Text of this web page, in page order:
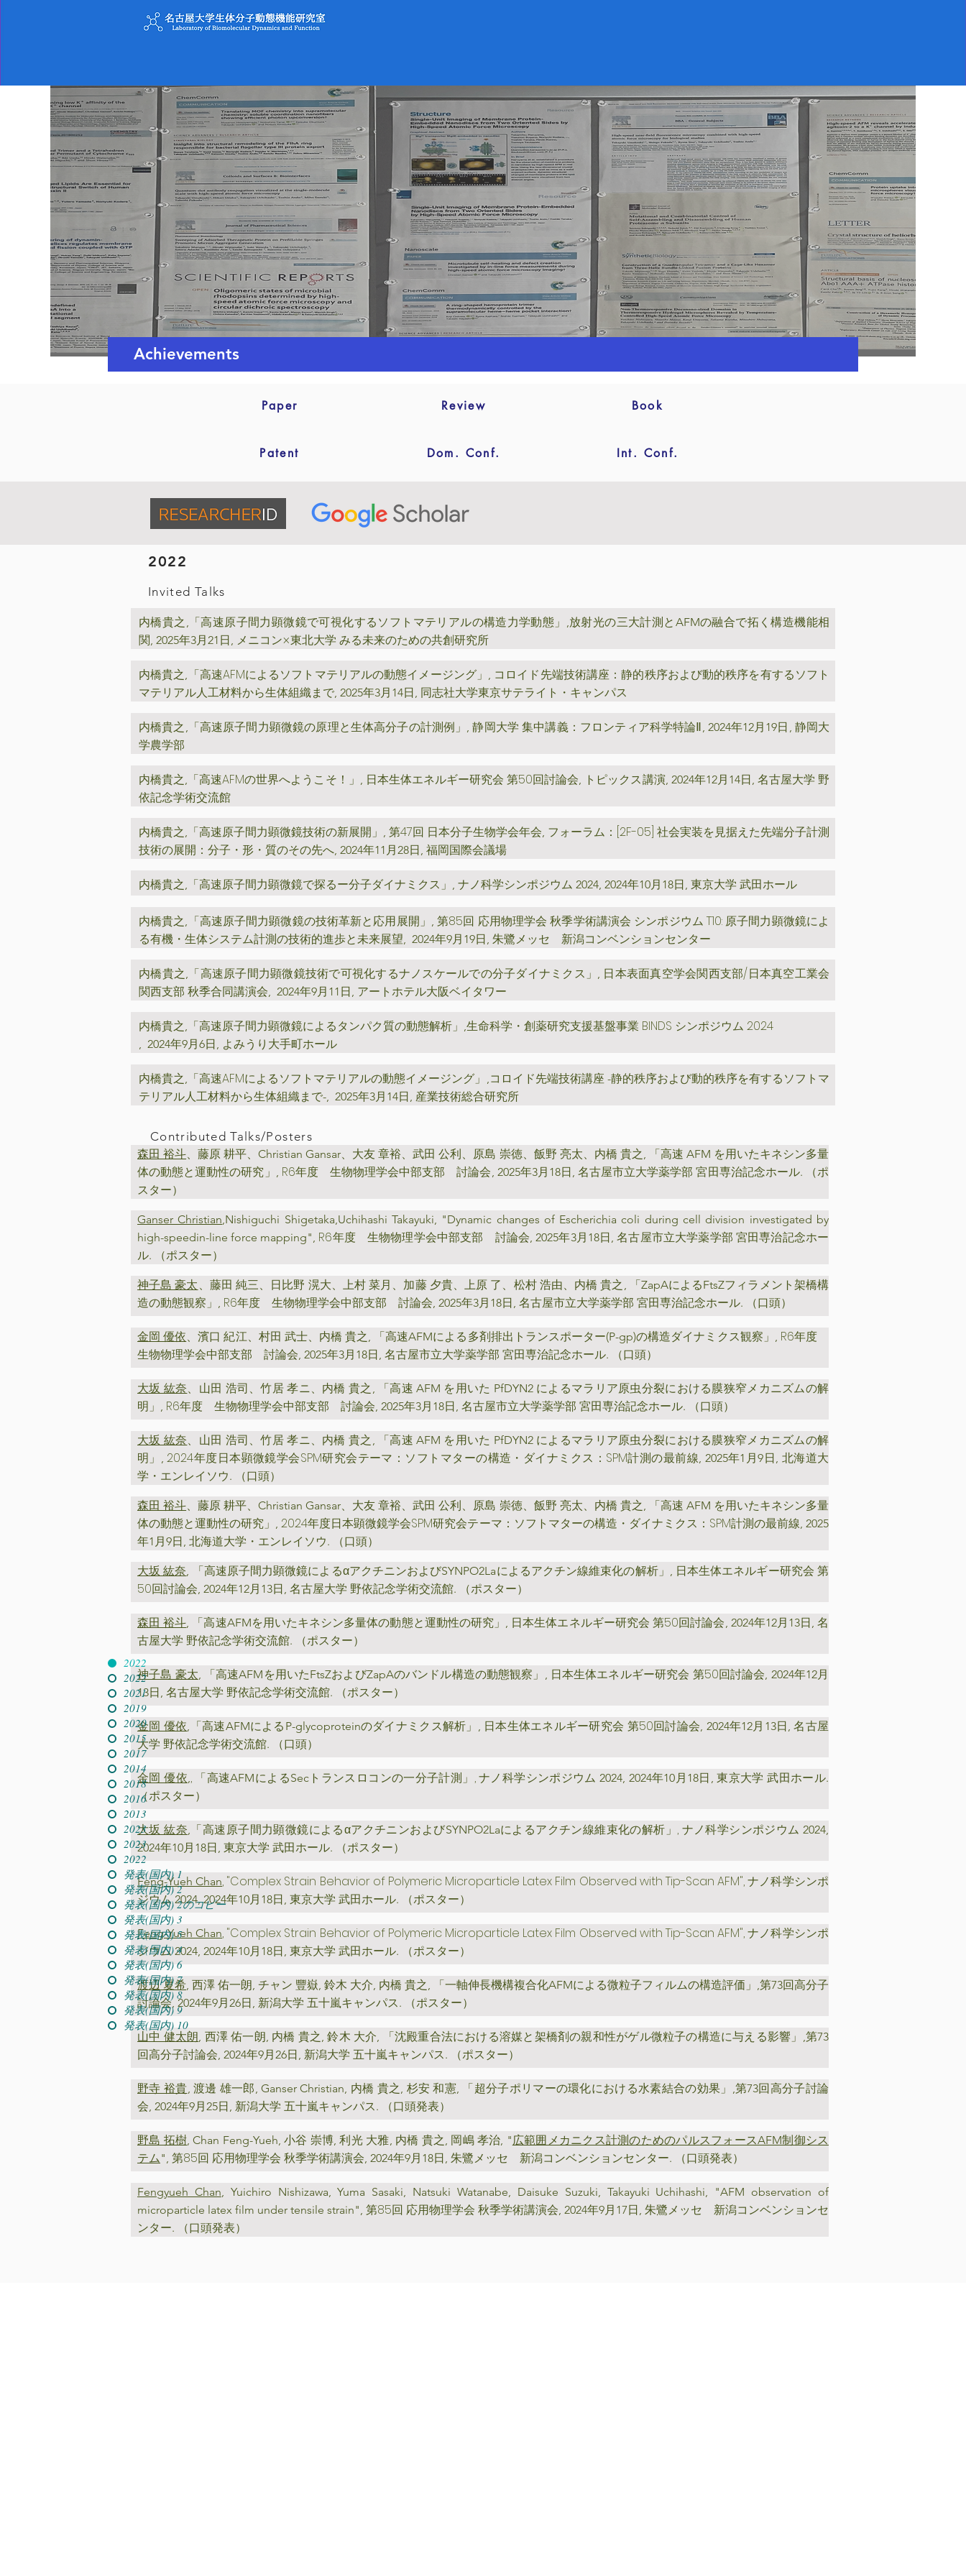
2022
2022
2021
2019
2020
2015
2017
2014
2018
2016
2013
2023
2023
2022
発表(国内) 1
発表(国内) 2
発表(国内) 2のコピー
発表(国内) 3
発表(国内) 5
発表(国内) 4
発表(国内) 6
発表(国内) 7
発表(国内) 8
発表(国内) 9
発表(国内) 10
Achievements
Paper
Patent
Review
Dom. Conf.
Book
Int. Conf.
2022
Invited Talks
内橋貴之,「高速原子間力顕微鏡で可視化するソフトマテリアルの構造力学動態」 ,放射光の三大計測とAFMの融合で拓く構造機能相
関, 2025年3月21日, メニコン×東北大学 みる未来のための共創研究所
内橋貴之,「高速AFMによるソフトマテリアルの動態イメージング」 , コロイド先端技術講座：静的秩序および動的秩序を有するソフト
マテリアル人工材料から生体組織まで, 2025年3月14日, 同志社大学東京サテライト・キャンパス
内橋貴之,「高速原子間力顕微鏡の原理と生体高分子の計測例」 ,静岡大学 集中講義：フロンティア科学特論Ⅱ, 2024年12月19日, 静岡大
学農学部
内橋貴之,「高速AFMの世界へようこそ！」 , 日本生体エネルギー研究会 第50回討論会, トピックス講演, 2024年12月14日, 名古屋大学 野
依記念学術交流館
内橋貴之,「高速原子間力顕微鏡技術の新展開」 , 第47回 日本分子生物学会年会, フォーラム：[2F-05] 社会実装を見据えた先端分子計測
技術の展開：分子・形・質のその先へ, 2024年11月28日, 福岡国際会議場
内橋貴之,「高速原子間力顕微鏡で探るー分子ダイナミクス」 , ナノ科学シンポジウム 2024, 2024年10月18日, 東京大学 武田ホール
内橋貴之,「高速原子間力顕微鏡の技術革新と応用展開」 ,第85回 応用物理学会 秋季学術講演会 シンポジウム T10: 原子間力顕微鏡によ
る有機・生体システム計測の技術的進歩と未来展望, 2024年9月19日, 朱鷺メッセ 新潟コンベンションセンター
内橋貴之,「高速原子間力顕微鏡技術で可視化するナノスケールでの分子ダイナミクス」 , 日本表面真空学会関西支部/日本真空工業会
関西支部 秋季合同講演会, 2024年9月11日, アートホテル大阪ベイタワー
内橋貴之,「高速原子間力顕微鏡によるタンパク質の動態解析」 ,生命科学・創薬研究支援基盤事業 BINDS シンポジウム 2024
, 2024年9月6日, よみうり大手町ホール
内橋貴之,「高速AFMによるソフトマテリアルの動態イメージング」 ,コロイド先端技術講座 -静的秩序および動的秩序を有するソフトマ
テリアル人工材料から生体組織まで-, 2025年3月14日, 産業技術総合研究所
Contributed Talks/Posters
森田 裕斗、藤原 耕平、Christian Gansar、大友 章裕、武田 公利、原島 崇徳、飯野 亮太、内橋 貴之, 「高速 AFM を用いたキネシン多量
体の動態と運動性の研究」, R6年度 生物物理学会中部支部 討論会, 2025年3月18日, 名古屋市立大学薬学部 宮田専治記念ホール. （ポ
スター）
Ganser Christian,Nishiguchi Shigetaka,Uchihashi Takayuki, "Dynamic changes of Escherichia coli during cell division investigated by
high-speedin-line force mapping", R6年度 生物物理学会中部支部 討論会,2025年3月18日, 名古屋市立大学薬学部 宮田専治記念ホー
ル. （ポスター）
神子島 豪太 、藤田 純三、日比野 滉大、上村 菜月、加藤 夕貴、上原 了、松村 浩由、内橋 貴之, 「ZapAによるFtsZフィラメント架橋構
造の動態観察」, R6年度 生物物理学会中部支部 討論会, 2025年3月18日, 名古屋市立大学薬学部 宮田専治記念ホール. （口頭）
金岡 優依、濱口 紀江、村田 武士、内橋 貴之, 「高速AFMによる多剤排出トランスポーター(P-gp)の構造ダイナミクス観察」, R6年度
生物物理学会中部支部 討論会, 2025年3月18日, 名古屋市立大学薬学部 宮田専治記念ホール. （口頭）
大坂 紘奈、山田 浩司、竹居 孝ニ、内橋 貴之, 「高速 AFM を用いた PfDYN2 によるマラリア原虫分裂における膜狭窄メカニズムの解
明」, R6年度 生物物理学会中部支部 討論会, 2025年3月18日, 名古屋市立大学薬学部 宮田専治記念ホール. （口頭）
大坂 紘奈、山田 浩司、竹居 孝ニ、内橋 貴之, 「高速 AFM を用いた PfDYN2 によるマラリア原虫分裂における膜狭窄メカニズムの解
明」,2024年度日本顕微鏡学会SPM研究会テーマ：ソフトマターの構造・ダイナミクス：SPM計測の最前線, 2025年1月9日, 北海道大
学・エンレイソウ. （口頭）
森田 裕斗、藤原 耕平、Christian Gansar、大友 章裕、武田 公利、原島 崇徳、飯野 亮太、内橋 貴之, 「高速 AFM を用いたキネシン多量
体の動態と運動性の研究」,2024年度日本顕微鏡学会SPM研究会テーマ：ソフトマターの構造・ダイナミクス：SPM計測の最前線,2025
年1月9日, 北海道大学・エンレイソウ. （口頭）
大坂 紘奈, 「高速原子間力顕微鏡によるαアクチニンおよびSYNPO2Laによるアクチン線維束化の解析」, 日本生体エネルギー研究会 第
50回討論会, 2024年12月13日, 名古屋大学 野依記念学術交流館. （ポスター）
森田 裕斗, 「高速AFMを用いたキネシン多量体の動態と運動性の研究」, 日本生体エネルギー研究会 第50回討論会, 2024年12月13日, 名
古屋大学 野依記念学術交流館. （ポスター）
神子島 豪太, 「高速AFMを用いたFtsZおよびZapAのバンドル構造の動態観察」, 日本生体エネルギー研究会 第50回討論会, 2024年12月
13日, 名古屋大学 野依記念学術交流館. （ポスター）
金岡 優依,「高速AFMによるP-glycoproteinのダイナミクス解析」, 日本生体エネルギー研究会 第50回討論会, 2024年12月13日, 名古屋
大学 野依記念学術交流館. （口頭）
金岡 優依,, 「高速AFMによるSecトランスロコンの一分子計測」 ,ナノ科学シンポジウム 2024, 2024年10月18日, 東京大学 武田ホール.
（ポスター）
大坂 紘奈, 「高速原子間力顕微鏡によるαアクチニンおよびSYNPO2Laによるアクチン線維束化の解析」 , ナノ科学シンポジウム 2024,
2024年10月18日, 東京大学 武田ホール. （ポスター）
Feng-Yueh Chan, "Complex Strain Behavior of Polymeric Microparticle Latex Film Observed with Tip-Scan AFM",ナノ科学シンポ
ジウム 2024, 2024年10月18日, 東京大学 武田ホール. （ポスター）
Feng-Yueh Chan, "Complex Strain Behavior of Polymeric Microparticle Latex Film Observed with Tip-Scan AFM",ナノ科学シンポ
ジウム 2024, 2024年10月18日, 東京大学 武田ホール. （ポスター）
渡辺 夏希, 西澤 佑一朗, チャン 豐嶽, 鈴木 大介, 内橋 貴之, 「一軸伸長機構複合化AFMによる微粒子フィルムの構造評価」,第73回高分子
討論会,2024年9月26日, 新潟大学 五十嵐キャンパス. （ポスター）
山中 健太朗, 西澤 佑一朗, 内橋 貴之, 鈴木 大介, 「沈殿重合法における溶媒と架橋剤の親和性がゲル微粒子の構造に与える影響」,第73
回高分子討論会, 2024年9月26日, 新潟大学 五十嵐キャンパス. （ポスター）
野寺 裕貴, 渡邊 雄一郎, Ganser Christian, 内橋 貴之, 杉安 和憲, 「超分子ポリマーの環化における水素結合の効果」,第73回高分子討論
会, 2024年9月25日, 新潟大学 五十嵐キャンパス. （口頭発表）
野島 拓樹, Chan Feng-Yueh, 小谷 崇博, 利光 大雅, 内橋 貴之, 岡嶋 孝治, "広範囲メカニクス計測のためのパルスフォースAFM制御シス
テム", 第85回 応用物理学会 秋季学術講演会, 2024年9月18日, 朱鷺メッセ 新潟コンベンションセンター. （口頭発表）
Fengyueh Chan, Yuichiro Nishizawa, Yuma Sasaki, Natsuki Watanabe, Daisuke Suzuki, Takayuki Uchihashi, "AFM observation of
microparticle latex film under tensile strain", 第85回 応用物理学会 秋季学術講演会, 2024年9月17日, 朱鷺メッセ 新潟コンベンションセ
ンター. （口頭発表）